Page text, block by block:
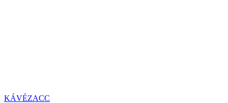
KÁVÉZACC